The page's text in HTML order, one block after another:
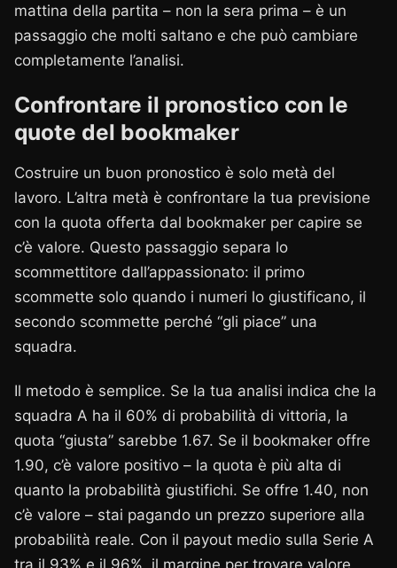
mattina della partita – non la sera prima – è un
passaggio che molti saltano e che può cambiare
completamente l’analisi.
Confrontare il pronostico con le
quote del bookmaker
Costruire un buon pronostico è solo metà del
lavoro. L’altra metà è confrontare la tua previsione
con la quota offerta dal bookmaker per capire se
c’è valore. Questo passaggio separa lo
scommettitore dall’appassionato: il primo
scommette solo quando i numeri lo giustificano, il
secondo scommette perché “gli piace” una
squadra.
Il metodo è semplice. Se la tua analisi indica che la
squadra A ha il 60% di probabilità di vittoria, la
quota “giusta” sarebbe 1.67. Se il bookmaker offre
1.90, c’è valore positivo – la quota è più alta di
quanto la probabilità giustifichi. Se offre 1.40, non
c’è valore – stai pagando un prezzo superiore alla
probabilità reale. Con il payout medio sulla Serie A
tra il 93% e il 96%, il margine per trovare valore